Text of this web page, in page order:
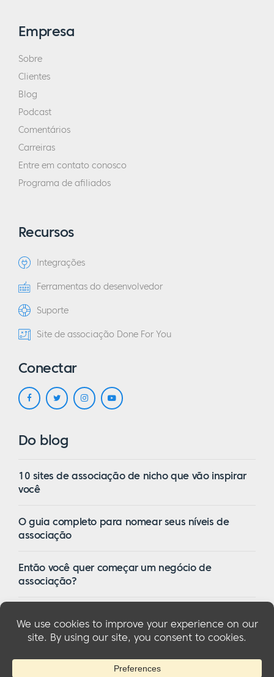
Empresa
Sobre
Clientes
Blog
Podcast
Comentários
Carreiras
Entre em contato conosco
Programa de afiliados
Recursos
Integrações
Ferramentas do desenvolvedor
Suporte
Site de associação Done For You
Conectar
Do blog
10 sites de associação de nicho que vão inspirar
você
O guia completo para nomear seus níveis de
associação
Então você quer começar um negócio de
associação?
WordPress em 2023